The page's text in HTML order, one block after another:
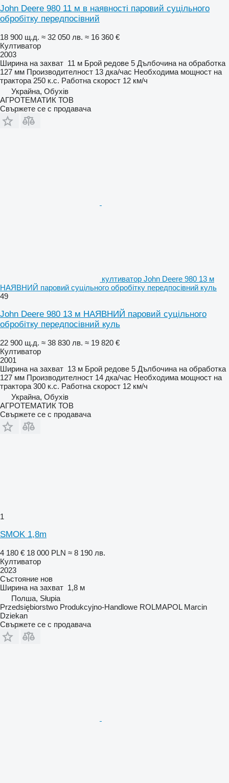
John Deere 980 11 м в наявності паровий суцільного
обробітку передпосівний
18 900 щ.д. ≈ 32 050 лв. ≈ 16 360 €
Култиватор
2003
Ширина на захват 11 м Брой редове 5 Дълбочина на обработка
127 мм Производителност 13 дка/час Необходима мощност на
трактора 250 к.с. Работна скорост 12 км/ч
Украйна, Обухів
АГРОТЕМАТИК ТОВ
Свържете се с продавача
култиватор John Deere 980 13 м
НАЯВНИЙ паровий суцільного обробітку передпосівний куль
49
John Deere 980 13 м НАЯВНИЙ паровий суцільного
обробітку передпосівний куль
22 900 щ.д. ≈ 38 830 лв. ≈ 19 820 €
Култиватор
2001
Ширина на захват 13 м Брой редове 5 Дълбочина на обработка
127 мм Производителност 14 дка/час Необходима мощност на
трактора 300 к.с. Работна скорост 12 км/ч
Украйна, Обухів
АГРОТЕМАТИК ТОВ
Свържете се с продавача
1
SMOK 1,8m
4 180 € 18 000 PLN ≈ 8 190 лв.
Култиватор
2023
Състояние нов
Ширина на захват 1,8 м
Полша, Słupia
Przedsiębiorstwo Produkcyjno-Handlowe ROLMAPOL Marcin
Dziekan
Свържете се с продавача